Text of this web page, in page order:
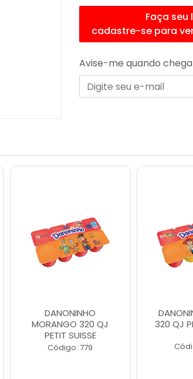
Faça seu
cadastre-se para
Avise-me quando
DANONINHO
MORANGO 320 QJ
PETIT SUISSE
Código: 779
320 QJ